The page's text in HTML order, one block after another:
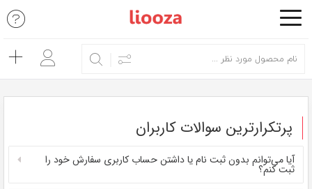
اشتراک
با
روش‌های
زیر
می‌توانید
پرتکرارترین سوالات کاربران
آیا می‌توانم بدون ثبت ‌نام یا داشتن حساب کاربری سفارش خود را
ثبت کنم؟